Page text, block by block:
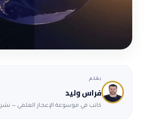
بقلم
فراس وليد
كاتب في موسوعة الإعجاز العلمي — نشر 161 مقالاً.